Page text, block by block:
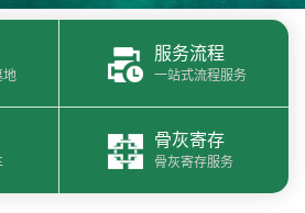
地
服务流程
一站式流程服务
骨灰寄存
骨灰寄存服务